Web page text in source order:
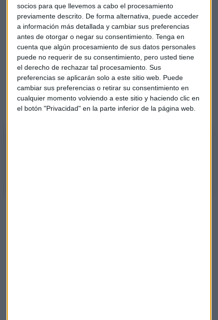
socios para que llevemos a cabo el procesamiento
previamente descrito. De forma alternativa, puede acceder
a información más detallada y cambiar sus preferencias
antes de otorgar o negar su consentimiento. Tenga en
cuenta que algún procesamiento de sus datos personales
puede no requerir de su consentimiento, pero usted tiene
el derecho de rechazar tal procesamiento. Sus
preferencias se aplicarán solo a este sitio web. Puede
cambiar sus preferencias o retirar su consentimiento en
cualquier momento volviendo a este sitio y haciendo clic en
el botón "Privacidad" en la parte inferior de la página web.